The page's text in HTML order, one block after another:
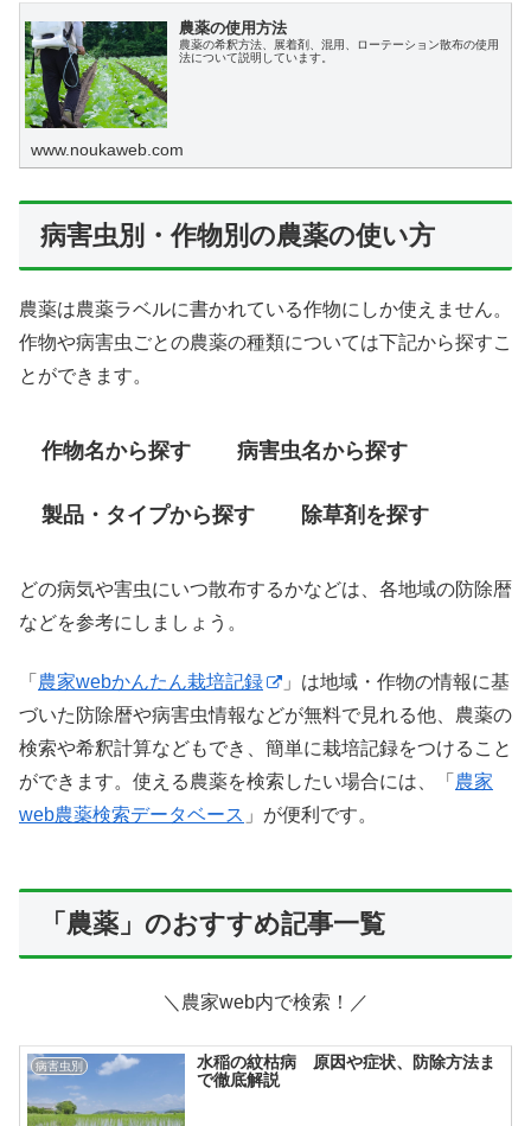
農薬の使用方法
農薬の希釈方法、展着剤、混用、ローテーション散布の使用
法について説明しています。
www.noukaweb.com
病害虫別・作物別の農薬の使い方
農薬は農薬ラベルに書かれている作物にしか使えません。
作物や病害虫ごとの農薬の種類については下記から探すこ
とができます。
作物名から探す 病害虫名から探す
製品・タイプから探す 除草剤を探す
どの病気や害虫にいつ散布するかなどは、各地域の防除暦
などを参考にしましょう。
「 農家webかんたん栽培記録
」は地域・作物の情報に基
づいた防除暦や病害虫情報などが無料で見れる他、農薬の
検索や希釈計算などもでき、簡単に栽培記録をつけること
ができます。使える農薬を検索したい場合には、「 農家
web農薬検索データベース 」が便利です。
「農薬」のおすすめ記事一覧
＼農家web内で検索！／
病害虫別
水稲の紋枯病 原因や症状、防除方法ま
で徹底解説